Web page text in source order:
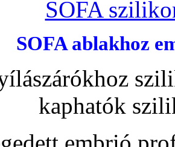
SOFA
SOFA ablakhoz
kaphatók